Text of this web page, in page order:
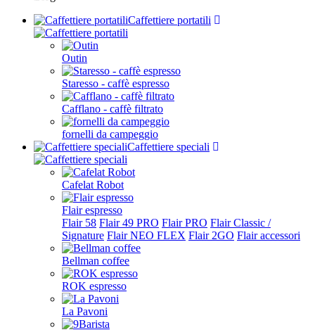
Caffettiere portatili
Outin
Staresso - caffè espresso
Cafflano - caffè filtrato
fornelli da campeggio
Caffettiere speciali
Cafelat Robot
Flair espresso
Flair 58 Flair 49 PRO Flair PRO Flair Classic /
Signature Flair NEO FLEX Flair 2GO Flair accessori
Bellman coffee
ROK espresso
La Pavoni